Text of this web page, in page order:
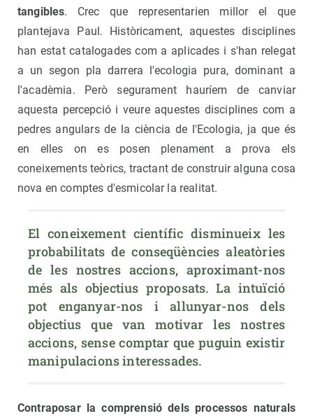
tangibles. Crec que representarien millor el que
plantejava Paul. Històricament, aquestes disciplines
han estat catalogades com a aplicades i s'han relegat
a un segon pla darrera l'ecologia pura, dominant a
l'acadèmia. Però segurament hauríem de canviar
aquesta percepció i veure aquestes disciplines com a
pedres angulars de la ciència de l'Ecologia, ja que és
en elles on es posen plenament a prova els
coneixements teòrics, tractant de construir alguna cosa
nova en comptes d'esmicolar la realitat.
El coneixement científic disminueix les
probabilitats de conseqüències aleatòries
de les nostres accions, aproximant-nos
més als objectius proposats. La intuïció
pot enganyar-nos i allunyar-nos dels
objectius que van motivar les nostres
accions, sense comptar que puguin existir
manipulacions interessades.
Contraposar la comprensió dels processos naturals